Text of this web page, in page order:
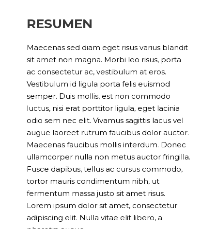
RESUMEN
Maecenas sed diam eget risus varius blandit
sit amet non magna. Morbi leo risus, porta
ac consectetur ac, vestibulum at eros.
Vestibulum id ligula porta felis euismod
semper. Duis mollis, est non commodo
luctus, nisi erat porttitor ligula, eget lacinia
odio sem nec elit. Vivamus sagittis lacus vel
augue laoreet rutrum faucibus dolor auctor.
Maecenas faucibus mollis interdum. Donec
ullamcorper nulla non metus auctor fringilla.
Fusce dapibus, tellus ac cursus commodo,
tortor mauris condimentum nibh, ut
fermentum massa justo sit amet risus.
Lorem ipsum dolor sit amet, consectetur
adipiscing elit. Nulla vitae elit libero, a